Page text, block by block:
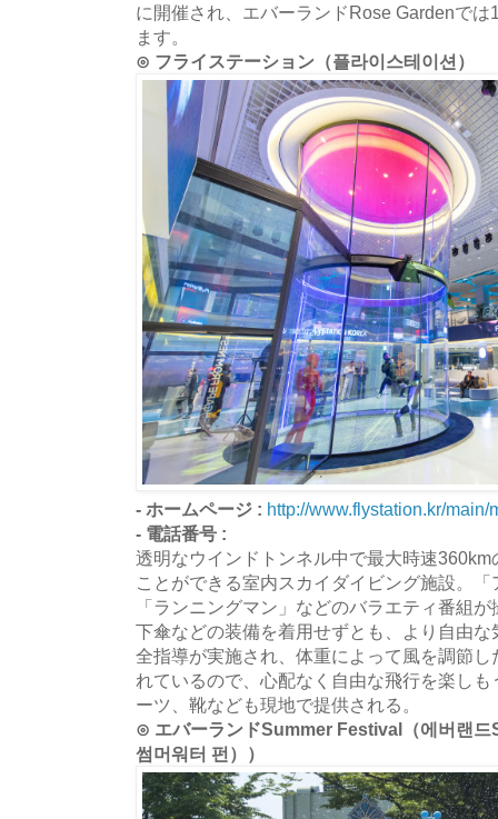
に開催され、エバーランドRose Gardenで
ます。
⊙ フライステーション（플라이스테이션）
- ホームページ : http://www.flystation.kr/main/
- 電話番号 :
透明なウインドトンネル中で最大時速
ことができる室内スカイダイビング施設。
「ランニングマン」などのバラエティ番組
下傘などの装備を着用せずとも、より自由
全指導が実施され、体重によって風を調節
れているので、心配なく自由な飛行を楽し
ーツ、靴なども現地で提供される。
⊙ エバーランドSummer Festival（에버랜
썸머워터 펀））